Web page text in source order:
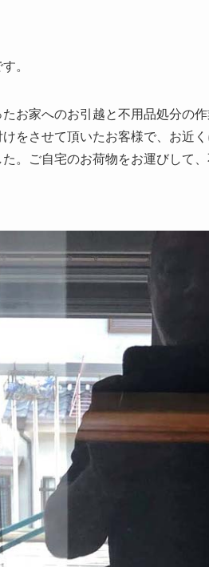
。
お家へのお引越と不用品処分の
をさせて頂いたお客様で、お近
。ご自宅のお荷物をお運びして